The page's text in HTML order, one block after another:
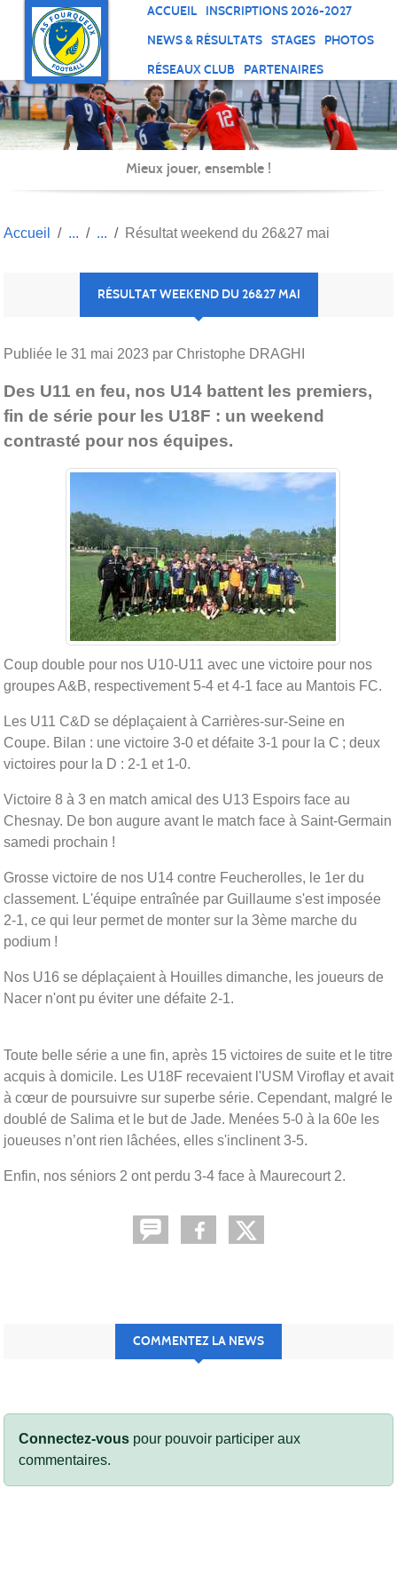
ACCUEIL
INSCRIPTIONS 2026-2027
NEWS & RÉSULTATS
STAGES
PHOTOS
RÉSEAUX CLUB
PARTENAIRES
Mieux jouer, ensemble !
Accueil Résultat weekend du 26&27 mai
RÉSULTAT WEEKEND DU 26&27 MAI
Publiée le 31 mai 2023 par Christophe DRAGHI
Des U11 en feu, nos U14 battent les premiers,
fin de série pour les U18F : un weekend
contrasté pour nos équipes.
Coup double pour nos U10-U11 avec une victoire pour nos
groupes A&B, respectivement 5-4 et 4-1 face au Mantois FC.
Les U11 C&D se déplaçaient à Carrières-sur-Seine en
Coupe. Bilan : une victoire 3-0 et défaite 3-1 pour la C ; deux
victoires pour la D : 2-1 et 1-0.
Victoire 8 à 3 en match amical des U13 Espoirs face au
Chesnay. De bon augure avant le match face à Saint-Germain
samedi prochain !
Grosse victoire de nos U14 contre Feucherolles, le 1er du
classement. L'équipe entraînée par Guillaume s'est imposée
2-1, ce qui leur permet de monter sur la 3ème marche du
podium !
Nos U16 se déplaçaient à Houilles dimanche, les joueurs de
Nacer n'ont pu éviter une défaite 2-1.
Toute belle série a une fin, après 15 victoires de suite et le titre
acquis à domicile. Les U18F recevaient l'USM Viroflay et avait
à cœur de poursuivre sur superbe série. Cependant, malgré le
doublé de Salima et le but de Jade. Menées 5-0 à la 60e les
joueuses n’ont rien lâchées, elles s'inclinent 3-5.
Enfin, nos séniors 2 ont perdu 3-4 face à Maurecourt 2.
COMMENTEZ LA NEWS
Connectez-vous pour pouvoir participer aux
commentaires.
Panneau de gestion des cookies